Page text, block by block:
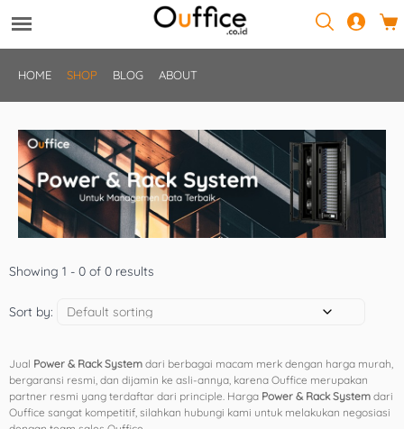
HOME SHOP BLOG ABOUT
Showing 1 - 0 of 0 results
Sort by:
Jual Power & Rack System dari berbagai macam merk dengan harga murah,
bergaransi resmi, dan dijamin ke asli-annya, karena Ouffice merupakan
partner resmi yang terdaftar dari principle. Harga Power & Rack System dari
Ouffice sangat kompetitif, silahkan hubungi kami untuk melakukan negosiasi